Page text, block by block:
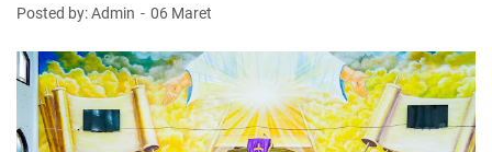
Posted by: Admin 06 Maret